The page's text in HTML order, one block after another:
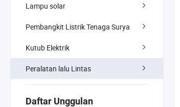
Lampu solar
Pembangkit Listrik Tenaga Surya
Kutub Elektrik
Peralatan lalu Lintas
Daftar Unggulan